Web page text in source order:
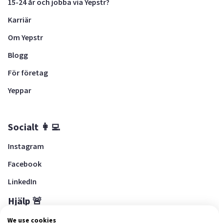
Karriär
Om Yepstr
Blogg
För företag
Yeppar
Socialt 👩‍💻
Instagram
Facebook
LinkedIn
Hjälp 🚨
Hjälpcenter
We use cookies